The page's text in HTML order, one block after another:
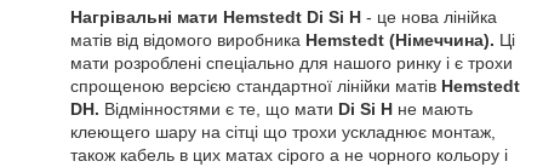
Нагрівальні мати Hemstedt Di Si H - це нова лінійка
матів від відомого виробника Hemstedt (Німеччина). Ці
мати розроблені спеціально для нашого ринку і є трохи
спрощеною версією стандартної лінійки матів Hemstedt
DH. Відмінностями є те, що мати Di Si H не мають
клеющего шару на сітці що трохи ускладнює монтаж,
також кабель в цих матах сірого а не чорного кольору і